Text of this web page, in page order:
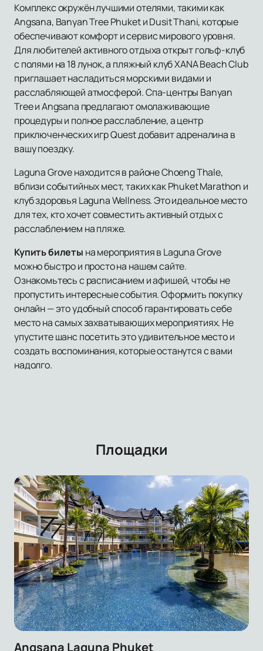
Комплекс окружён лучшими отелями, такими как
Angsana, Banyan Tree Phuket и Dusit Thani, которые
обеспечивают комфорт и сервис мирового уровня.
Для любителей активного отдыха открыт гольф-клуб
с полями на 18 лунок, а пляжный клуб XANA Beach Club
приглашает насладиться морскими видами и
расслабляющей атмосферой. Спа-центры Banyan
Tree и Angsana предлагают омолаживающие
процедуры и полное расслабление, а центр
приключенческих игр Quest добавит адреналина в
вашу поездку.
Laguna Grove находится в районе Choeng Thale,
вблизи событийных мест, таких как Phuket Marathon и
клуб здоровья Laguna Wellness. Это идеальное место
для тех, кто хочет совместить активный отдых с
расслаблением на пляже.
Купить билеты на мероприятия в Laguna Grove
можно быстро и просто на нашем сайте.
Ознакомьтесь с расписанием и афишей, чтобы не
пропустить интересные события. Оформить покупку
онлайн — это удобный способ гарантировать себе
место на самых захватывающих мероприятиях. Не
упустите шанс посетить это удивительное место и
создать воспоминания, которые останутся с вами
надолго.
Площадки
Angsana Laguna Phuket